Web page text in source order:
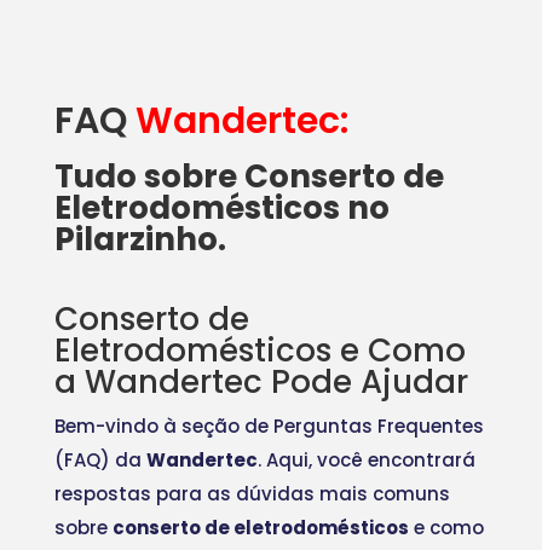
FAQWandertec:
Tudo sobre Conserto de
Eletrodomésticos no
Pilarzinho.
Conserto de
Eletrodomésticos e Como
a Wandertec Pode Ajudar
Bem-vindo à seção de Perguntas Frequentes
(FAQ) da Wandertec. Aqui, você encontrará
respostas para as dúvidas mais comuns
sobre conserto de eletrodomésticos e como